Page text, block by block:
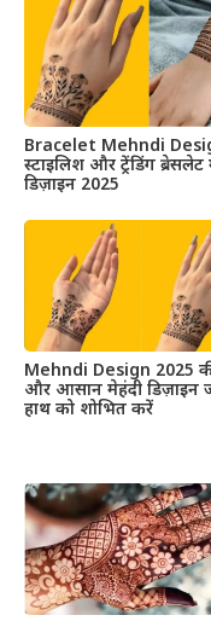
Bracelet Mehndi
स्टाइलिश और ट्रेंडिंग ब्रेसलेट
डिज़ाइन 2025
Mehndi Design 2025 की
और आसान मेहंदी डिज़ाइन
हाथ को शोभित करें